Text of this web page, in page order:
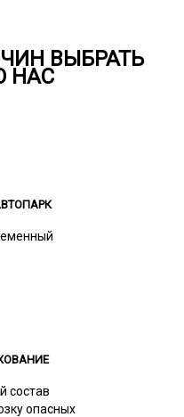
ВЫБРАТЬ
НАС
состав
опасных